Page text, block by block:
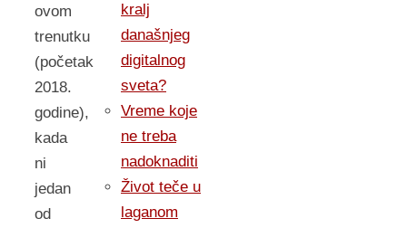
ovom
trenutku
(početak
2018.
godine),
kada
ni
jedan
od
kralj
današnjeg
digitalnog
sveta?
Vreme koje
ne treba
nadoknaditi
Život teče u
laganom